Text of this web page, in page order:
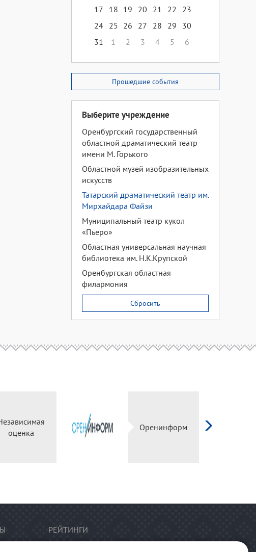
17
18 19 20 21 22
23
24 25 26 27 28 29
30
31
1 2 3 4 5 6
Прошедшие события
Выберите учреждение
Оренбургский государственный
областной драматический театр
имени М. Горького
Областной музей изобразительных
искусств
Татарский драматический театр им.
Мирхайдара Файзи
Муниципальный театр кукол
«Пьеро»
Областная универсальная научная
библиотека им. Н.К.Крупской
Оренбургская областная
филармония
Сбросить
оценка
Оренинформ
РЕЙТИНГИ